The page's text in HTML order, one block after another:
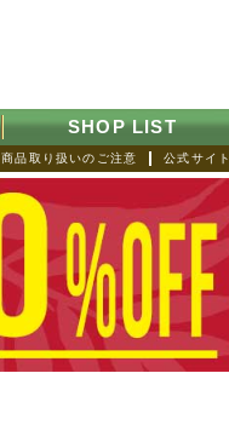
SHOP LIST
公式サイト
商品取り扱いのご注意